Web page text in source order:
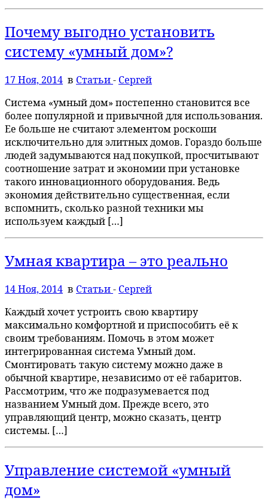
Почему выгодно установить
систему «умный дом»?
17 Ноя, 2014 в Статьи- Сергей
Система «умный дом» постепенно становится все
более популярной и привычной для использования.
Ее больше не считают элементом роскоши
исключительно для элитных домов. Гораздо больше
людей задумываются над покупкой, просчитывают
соотношение затрат и экономии при установке
такого инновационного оборудования. Ведь
экономия действительно существенная, если
вспомнить, сколько разной техники мы
используем каждый […]
Умная квартира – это реально
14 Ноя, 2014 в Статьи- Сергей
Каждый хочет устроить свою квартиру
максимально комфортной и приспособить её к
своим требованиям. Помочь в этом может
интегрированная система Умный дом.
Смонтировать такую систему можно даже в
обычной квартире, независимо от её габаритов.
Рассмотрим, что же подразумевается под
названием Умный дом. Прежде всего, это
управляющий центр, можно сказать, центр
системы. […]
Управление системой «умный
дом»